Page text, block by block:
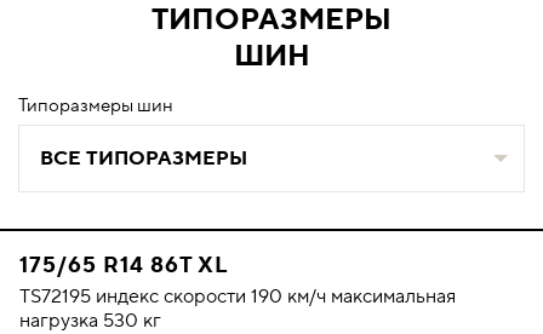
ТИПОРАЗМЕРЫ
ШИН
Типоразмеры шин
ВСЕ ТИПОРАЗМЕРЫ
175/65 R14 86T XL
TS72195 индекс скорости 190 км/ч максимальная
нагрузка 530 кг